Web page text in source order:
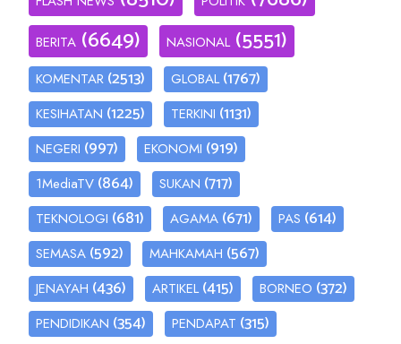
BERITA (6649) NASIONAL (5551)
KOMENTAR (2513) GLOBAL (1767)
KESIHATAN (1225) TERKINI (1131)
NEGERI (997) EKONOMI (919)
1MediaTV (864) SUKAN (717)
TEKNOLOGI (681) AGAMA (671) PAS (614)
SEMASA (592) MAHKAMAH (567)
JENAYAH (436) ARTIKEL (415) BORNEO (372)
PENDIDIKAN (354) PENDAPAT (315)